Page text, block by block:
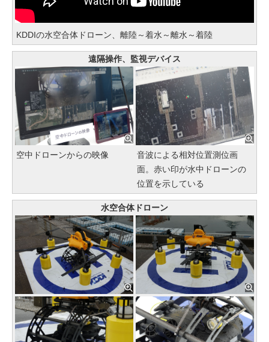
KDDIの水空合体ドローン、離陸～着水～離水～着陸
遠隔操作、監視デバイス
空中ドローンからの映像
音波による相対位置測位画
面。赤い印が水中ドローンの
位置を示している
水空合体ドローン